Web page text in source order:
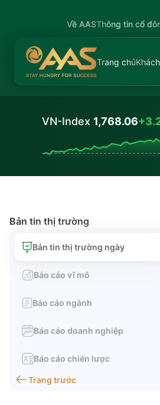
Về AASThông tin cổ
Trang chủ
VN-Index 1,768.06
Bản tin thị trường
Bản tin thị trường ngày
Báo cáo vĩ mô
Báo cáo ngành
Báo cáo doanh nghiệp
Báo cáo chiến lược
Trang trước